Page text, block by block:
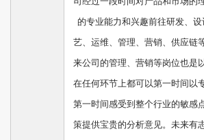
的专业能力和兴趣前往研发、
艺、运维、管理、营销、供应链
来公司的管理、营销等岗位也是
在任何环节上都可以第一时间以
第一时间感受到整个行业的敏感
策提供宝贵的分析意见。未来有